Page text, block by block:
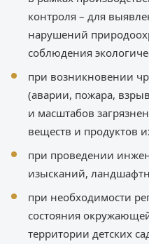
контроля – для
нарушений
соблюдения
при возникновении
(аварии, пожара,
и масштабов
веществ и продуктов
при проведении
изысканий,
при необходимости
состояния
территории детских